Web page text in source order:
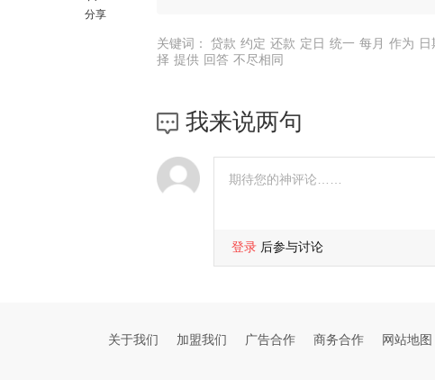
分享
关键词： 贷款 约定 还款 定日 统一 每月 作为 日
择 提供 回答 不尽相同
我来说两句
登录 后参与讨论
关于我们 加盟我们 广告合作 商务合作 网站地图